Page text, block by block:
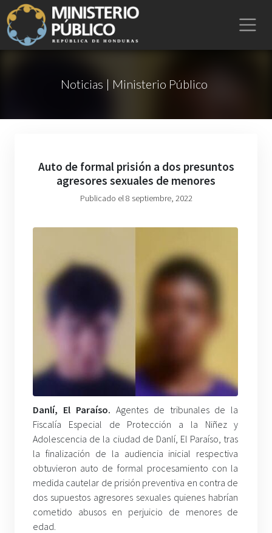
Noticias | Ministerio Público
Auto de formal prisión a dos presuntos
agresores sexuales de menores
Publicado el 8 septiembre, 2022
Danlí, El Paraíso. Agentes de tribunales de la
Fiscalía Especial de Protección a la Niñez y
Adolescencia de la ciudad de Danlí, El Paraíso, tras
la finalización de la audiencia inicial respectiva
obtuvieron auto de formal procesamiento con la
medida cautelar de prisión preventiva en contra de
dos supuestos agresores sexuales quienes habrían
cometido abusos en perjuicio de menores de
edad.